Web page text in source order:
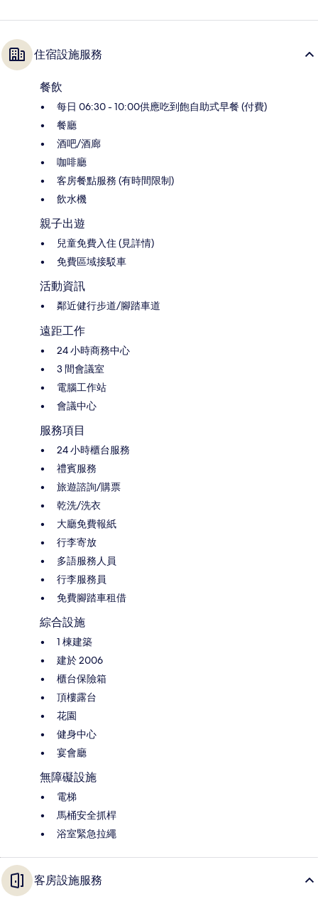
住宿設施服務
餐飲
每日 06:30 - 10:00供應吃到飽自助式早餐 (付費)
餐廳
酒吧/酒廊
咖啡廳
客房餐點服務 (有時間限制)
飲水機
親子出遊
兒童免費入住 (見詳情)
免費區域接駁車
活動資訊
鄰近健行步道/腳踏車道
遠距工作
24 小時商務中心
3 間會議室
電腦工作站
會議中心
服務項目
24 小時櫃台服務
禮賓服務
旅遊諮詢/購票
乾洗/洗衣
大廳免費報紙
行李寄放
多語服務人員
行李服務員
免費腳踏車租借
綜合設施
1 棟建築
建於 2006
櫃台保險箱
頂樓露台
花園
健身中心
宴會廳
無障礙設施
電梯
馬桶安全抓桿
浴室緊急拉繩
客房設施服務